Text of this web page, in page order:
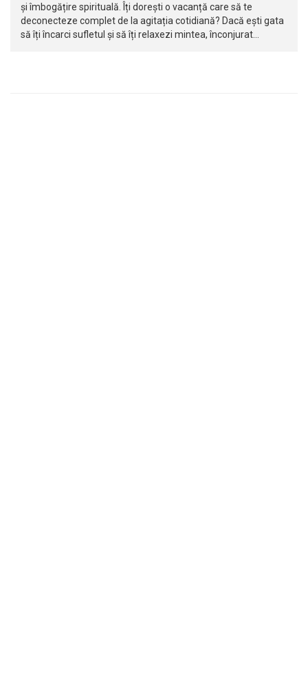
și îmbogățire spirituală. Îți dorești o vacanță care să te
deconecteze complet de la agitația cotidiană? Dacă ești gata
să îți încarci sufletul și să îți relaxezi mintea, înconjurat…